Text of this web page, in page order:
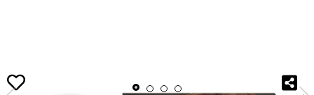
Inizio Maschera bianca